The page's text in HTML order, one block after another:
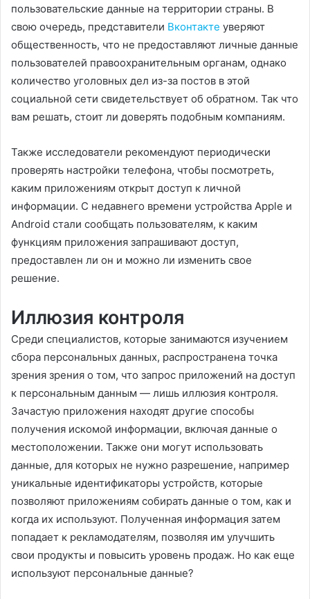
пользовательские данные на территории страны. В
свою очередь, представители Вконтакте уверяют
общественность, что не предоставляют личные данные
пользователей правоохранительным органам, однако
количество уголовных дел из-за постов в этой
социальной сети свидетельствует об обратном. Так что
вам решать, стоит ли доверять подобным компаниям.
Также исследователи рекомендуют периодически
проверять настройки телефона, чтобы посмотреть,
каким приложениям открыт доступ к личной
информации. С недавнего времени устройства Apple и
Android стали сообщать пользователям, к каким
функциям приложения запрашивают доступ,
предоставлен ли он и можно ли изменить свое
решение.
Иллюзия контроля
Среди специалистов, которые занимаются изучением
сбора персональных данных, распространена точка
зрения зрения о том, что запрос приложений на доступ
к персональным данным — лишь иллюзия контроля.
Зачастую приложения находят другие способы
получения искомой информации, включая данные о
местоположении. Также они могут использовать
данные, для которых не нужно разрешение, например
уникальные идентификаторы устройств, которые
позволяют приложениям собирать данные о том, как и
когда их используют. Полученная информация затем
попадает к рекламодателям, позволяя им улучшить
свои продукты и повысить уровень продаж. Но как еще
используют персональные данные?